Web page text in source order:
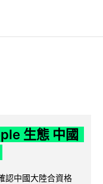
生態 中國
認中國大陸合資格